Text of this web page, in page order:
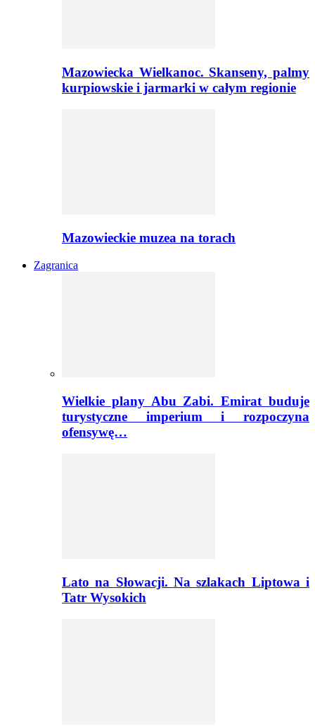
Mazowiecka Wielkanoc. Skanseny, palmy
kurpiowskie i jarmarki w całym regionie
Mazowieckie muzea na torach
Zagranica
Wielkie plany Abu Zabi. Emirat buduje
turystyczne imperium i rozpoczyna
ofensywę…
Lato na Słowacji. Na szlakach Liptowa i
Tatr Wysokich